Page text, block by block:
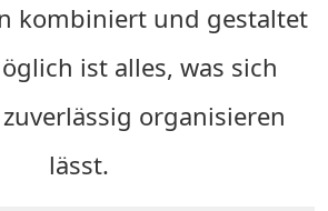
kombiniert und gestaltet
ist alles, was sich
organisieren
lässt.